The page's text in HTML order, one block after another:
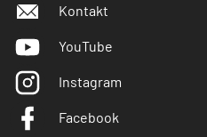
Kontakt
YouTube
Instagram
Facebook